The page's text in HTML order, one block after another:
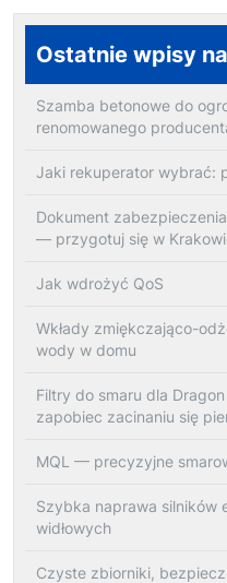
Ostatnie wpisy
Szamba betonowe do
renomowanego
Jaki rekuperator wybrać:
Dokument
— przygotuj się w
Jak wdrożyć QoS
Wkłady zmiękczająco-
wody w domu
Filtry do smaru dla
zapobiec zacinaniu się
MQL — precyzyjne
Szybka naprawa silników
widłowych
Czyste zbiorniki,